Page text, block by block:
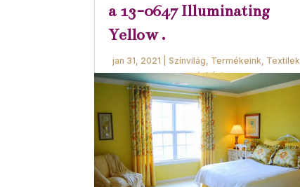
a 13-0647 Illuminating
Yellow .
jan 31, 2021 |Színvilág Termékeink Textilek
másként